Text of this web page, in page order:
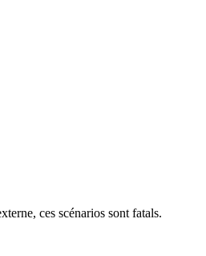
ces scénarios sont fatals.